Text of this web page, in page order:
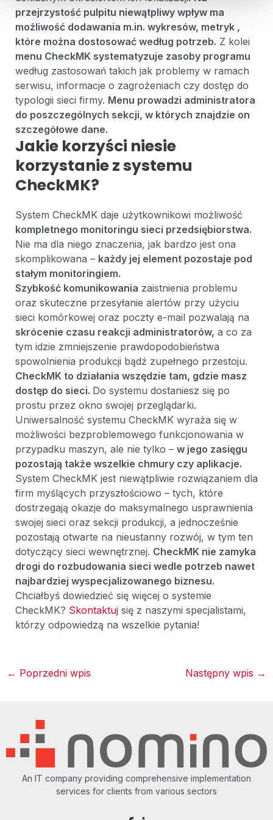
przejrzystość pulpitu niewątpliwy wpływ ma
możliwość dodawania m.in. wykresów, metryk ,
które można dostosować według potrzeb. Z kolei
menu CheckMK systematyzuje zasoby programu
według zastosowań takich jak problemy w ramach
serwisu, informacje o zagrożeniach czy dostęp do
typologii sieci firmy. Menu prowadzi administratora
do poszczególnych sekcji, w których znajdzie on
szczegółowe dane.
Jakie korzyści niesie
korzystanie z systemu
CheckMK?
System CheckMK daje użytkownikowi możliwość
kompletnego monitoringu sieci przedsiębiorstwa.
Nie ma dla niego znaczenia, jak bardzo jest ona
skomplikowana – każdy jej element pozostaje pod
stałym monitoringiem.
Szybkość komunikowania zaistnienia problemu
oraz skuteczne przesyłanie alertów przy użyciu
sieci komórkowej oraz poczty e-mail pozwalają na
skrócenie czasu reakcji administratorów, a co za
tym idzie zmniejszenie prawdopodobieństwa
spowolnienia produkcji bądź zupełnego przestoju.
CheckMK to działania wszędzie tam, gdzie masz
dostęp do sieci. Do systemu dostaniesz się po
prostu przez okno swojej przeglądarki.
Uniwersalność systemu CheckMK wyraża się w
możliwości bezproblemowego funkcjonowania w
przypadku maszyn, ale nie tylko – w jego zasięgu
pozostają także wszelkie chmury czy aplikacje.
System CheckMK jest niewątpliwie rozwiązaniem dla
firm myślących przyszłościowo – tych, które
dostrzegają okazje do maksymalnego usprawnienia
swojej sieci oraz sekcji produkcji, a jednocześnie
pozostają otwarte na nieustanny rozwój, w tym ten
dotyczący sieci wewnętrznej. CheckMK nie zamyka
drogi do rozbudowania sieci wedle potrzeb nawet
najbardziej wyspecjalizowanego biznesu.
Chciałbyś dowiedzieć się więcej o systemie
CheckMK? Skontaktujsię z naszymi specjalistami,
którzy odpowiedzą na wszelkie pytania!
← Poprzedni wpis Następny wpis →
An IT company providing comprehensive implementation
services for clients from various sectors